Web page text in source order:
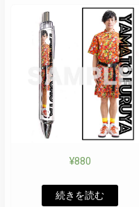
¥880
続きを読む